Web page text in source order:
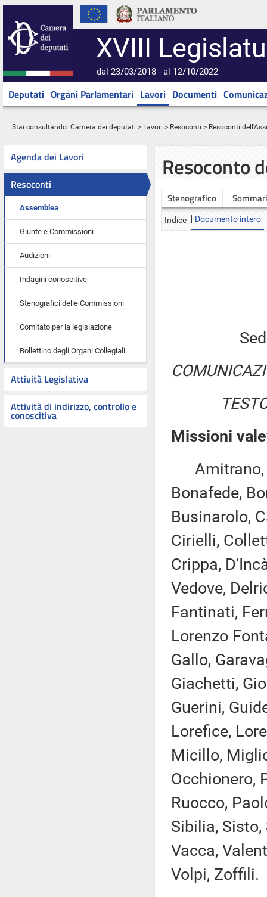
XVIII
dal 23/03/2018 - al 12/10/2022
Deputati Organi Parlamentari Lavori Documenti
Stai consultando: Camera dei deputati > Lavori > Resoconti > Resoconti
Agenda dei Lavori
Resoconti
Assemblea
Giunte e Commissioni
Audizioni
Indagini conoscitive
Stenografici delle Commissioni
Comitato per la legislazione
Bollettino degli Organi Collegiali
Attività Legislativa
Attività di indirizzo, controllo e
conoscitiva
Resoconto
Stenografico
Indice Documento intero
Missioni
Amitrano,
Bonafede,
Businarolo,
Cirielli,
Crippa,
Vedove,
Fantinati,
Lorenzo
Gallo,
Giachetti,
Guerini,
Lorefice,
Micillo,
Occhionero,
Ruocco,
Sibilia, Sisto,
Vacca,
Volpi, Zoffili.